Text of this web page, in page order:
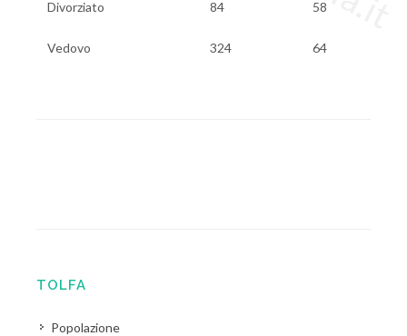
Divorziato 84 58
Vedovo 324 64
TOLFA
Popolazione